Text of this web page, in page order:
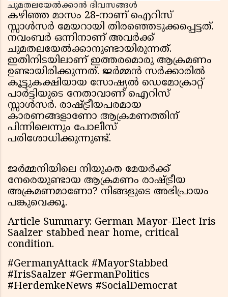
ചുമതലയേൽക്കാൻ ദിവസങ്ങൾ
കഴിഞ്ഞ മാസം 28-നാണ് ഐറിസ്
സ്സാൾസർ മേയറായി തിരഞ്ഞെടുക്കപ്പെട്ടത്.
നവംബർ ഒന്നിനാണ് അവർക്ക്
ചുമതലയേൽക്കാനുണ്ടായിരുന്നത്.
ഇതിനിടയിലാണ് ഇത്തരമൊരു ആക്രമണം
ഉണ്ടായിരിക്കുന്നത്. ജർമ്മൻ സർക്കാരിൽ
കൂട്ടുകക്ഷിയായ സോഷ്യൽ ഡെമോക്രാറ്റ്
പാർട്ടിയുടെ നേതാവാണ് ഐറിസ്
സ്സാൾസർ. രാഷ്ട്രീയപരമായ
കാരണങ്ങളാണോ ആക്രമണത്തിന്
പിന്നിലെന്നും പോലീസ്
പരിശോധിക്കുന്നുണ്ട്.
ജർമ്മനിയിലെ നിയുക്ത മേയർക്ക്
നേരെയുണ്ടായ ആക്രമണം രാഷ്ട്രീയ
അക്രമണമാണോ? നിങ്ങളുടെ അഭിപ്രായം
പങ്കുവെക്കൂ.
Article Summary: German Mayor-Elect Iris
Saalzer stabbed near home, critical
condition.
#GermanyAttack #MayorStabbed
#IrisSaalzer #GermanPolitics
#HerdemkeNews #SocialDemocrat